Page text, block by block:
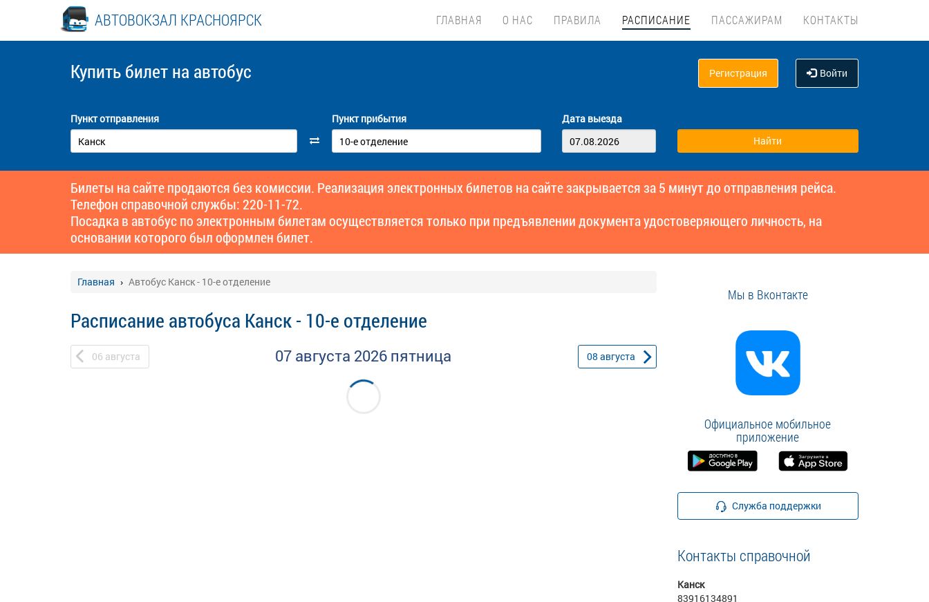
АВТОВОКЗАЛ КРАСНОЯРСК ГЛАВНАЯ О НАС ПРАВИЛА РАСПИСАНИЕ ПАССАЖИРАМ КОНТАКТЫ
Купить билет на автобус Регистрация Войти
Пункт отправления Пункт прибытия Дата выезда
Билеты на сайте продаются без комиссии. Реализация электронных билетов на сайте закрывается за 5 минут до отправления рейса.
Телефон справочной службы: 220-11-72.
Посадка в автобус по электронным билетам осуществляется только при предъявлении документа удостоверяющего личность, на
основании которого был оформлен билет.
Главная Автобус Канск - 10-е отделение
Расписание автобуса Канск - 10-е отделение
06 августа 07 августа 2026 пятница 08 августа
Мы в Вконтакте
Официальное мобильное
приложение
Служба поддержки
Контакты справочной
Канск
83916134891